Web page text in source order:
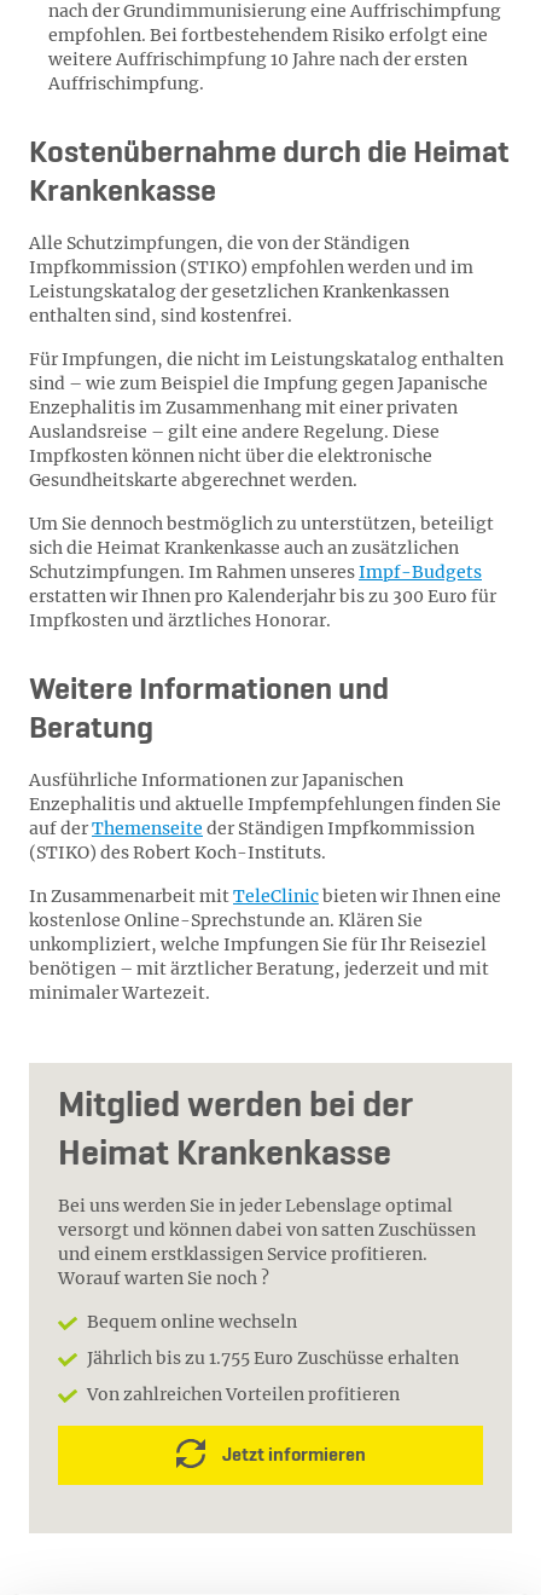
nach der Grundimmunisierung eine Auffrischimpfung
empfohlen. Bei fortbestehendem Risiko erfolgt eine
weitere Auffrischimpfung 10 Jahre nach der ersten
Auffrischimpfung.
Kostenübernahme durch die Heimat
Krankenkasse
Alle Schutzimpfungen, die von der Ständigen
Impfkommission (STIKO) empfohlen werden und im
Leistungskatalog der gesetzlichen Krankenkassen
enthalten sind, sind kostenfrei.
Für Impfungen, die nicht im Leistungskatalog enthalten
sind – wie zum Beispiel die Impfung gegen Japanische
Enzephalitis im Zusammenhang mit einer privaten
Auslandsreise – gilt eine andere Regelung. Diese
Impfkosten können nicht über die elektronische
Gesundheitskarte abgerechnet werden.
Um Sie dennoch bestmöglich zu unterstützen, beteiligt
sich die Heimat Krankenkasse auch an zusätzlichen
Schutzimpfungen. Im Rahmen unseresImpf-Budgets
erstatten wir Ihnen pro Kalenderjahr bis zu 300 Euro für
Impfkosten und ärztliches Honorar.
Weitere Informationen und
Beratung
Ausführliche Informationen zur Japanischen
Enzephalitis und aktuelle Impfempfehlungen finden Sie
auf derThemenseite der Ständigen Impfkommission
(STIKO) des Robert Koch-Instituts.
In Zusammenarbeit mitTeleClinicbieten wir Ihnen eine
kostenlose Online-Sprechstunde an. Klären Sie
unkompliziert, welche Impfungen Sie für Ihr Reiseziel
benötigen – mit ärztlicher Beratung, jederzeit und mit
minimaler Wartezeit.
Mitglied werden bei der
Heimat Krankenkasse
Bei uns werden Sie in jeder Lebenslage optimal
versorgt und können dabei von satten Zuschüssen
und einem erstklassigen Service profitieren.
Worauf warten Sie noch ?
Bequem online wechseln
Jährlich bis zu 1.755 Euro Zuschüsse erhalten
Von zahlreichen Vorteilen profitieren
Jetzt informieren